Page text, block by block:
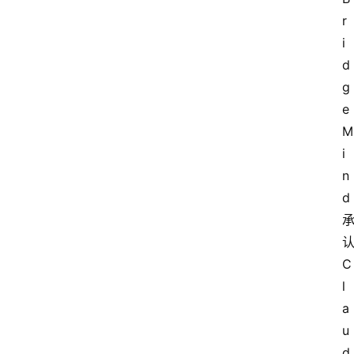
r
i
d
g
e
M
i
n
d
承
认
C
l
a
u